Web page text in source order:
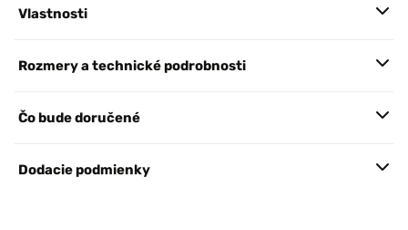
Vlastnosti
Rozmery a technické podrobnosti
Čo bude doručené
Dodacie podmienky